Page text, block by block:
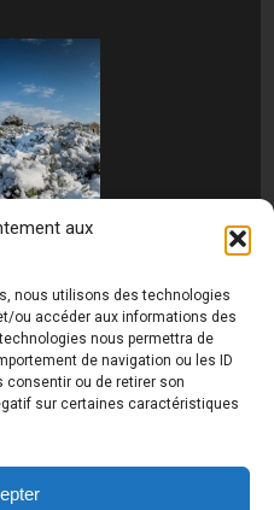
aux
nous utilisons des technologies
ou accéder aux informations des
nous permettra de
de navigation ou les ID
consentir ou de retirer son
sur certaines caractéristiques
Toutes les photos de ce site sont